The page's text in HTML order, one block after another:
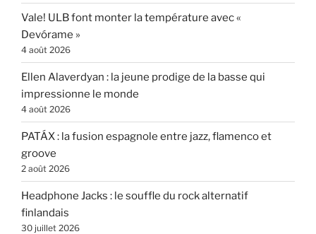
Vale! ULB font monter la température avec «
Devórame »
4 août 2026
Ellen Alaverdyan : la jeune prodige de la basse qui
impressionne le monde
4 août 2026
PATÁX : la fusion espagnole entre jazz, flamenco et
groove
2 août 2026
Headphone Jacks : le souffle du rock alternatif
finlandais
30 juillet 2026